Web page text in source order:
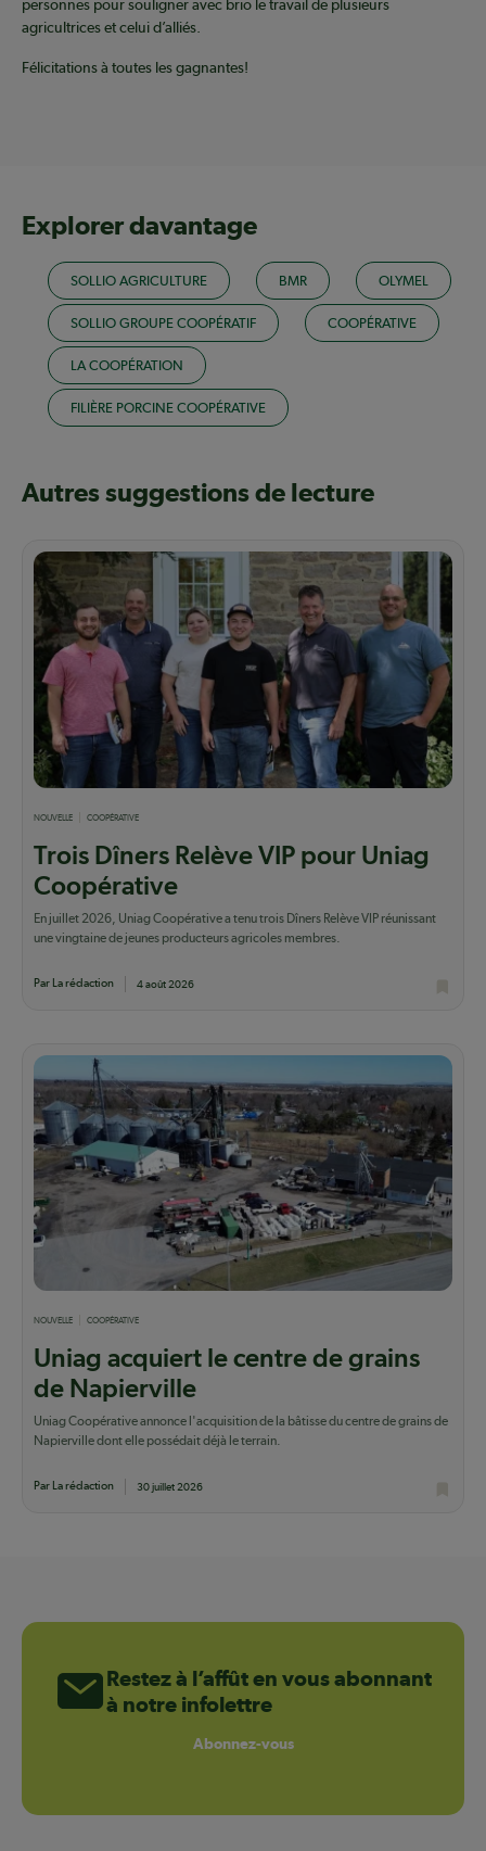
personnes pour souligner avec brio le travail de plusieurs
agricultrices et celui d’alliés.
Félicitations à toutes les gagnantes!
Explorer davantage
SOLLIO AGRICULTURE BMR OLYMEL
SOLLIO GROUPE COOPÉRATIF COOPÉRATIVE
LA COOPÉRATION
FILIÈRE PORCINE COOPÉRATIVE
Autres suggestions de lecture
NOUVELLE COOPÉRATIVE
Trois Dîners Relève VIP pour Uniag
Coopérative
En juillet 2026, Uniag Coopérative a tenu trois Dîners Relève VIP réunissant
une vingtaine de jeunes producteurs agricoles membres.
Par La rédaction 4 août 2026
NOUVELLE COOPÉRATIVE
Uniag acquiert le centre de grains
de Napierville
Uniag Coopérative annonce l'acquisition de la bâtisse du centre de grains de
Napierville dont elle possédait déjà le terrain.
Par La rédaction 30 juillet 2026
Restez à l’affût en vous abonnant
à notre infolettre
Abonnez-vous